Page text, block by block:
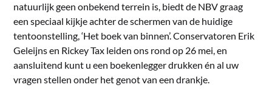
natuurlijk geen onbekend terrein is, biedt de NBV graag
een speciaal kijkje achter de schermen van de huidige
tentoonstelling, ‘Het boek van binnen’. Conservatoren Erik
Geleijns en Rickey Tax leiden ons rond op 26 mei, en
aansluitend kunt u een boekenlegger drukken én al uw
vragen stellen onder het genot van een drankje.